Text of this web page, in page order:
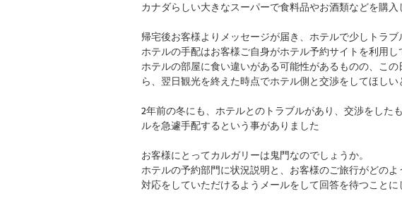
カナダらしい大きなスーパーで食料品やお酒類などを購入
帰宅後お客様よりメッセージが届き、ホテルで少しトラブ
ホテルの手配はお客様ご自身がホテル予約サイトを利用
ホテルの部屋に食い違いがある可能性があるものの、こ
ら、翌日観光を終えた時点でホテル側と交渉をしてほしい
2年前の冬にも、ホテルとのトラブルがあり、交渉をした
ルを急遽手配するという事がありました
お客様にとってカルガリーは鬼門なのでしょうか。
ホテルの予約部門に状況説明と、お客様のご旅行がどの
対応をしていただけるようメールをして回答を待つことに